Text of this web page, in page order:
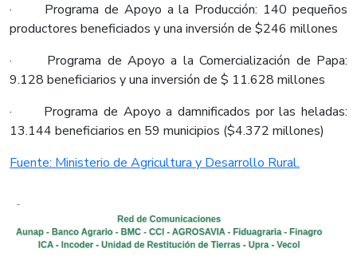
· Programa de Apoyo a la Producción: 140 pequeños
productores beneficiados y una inversión de $246 millones
· Programa de Apoyo a la Comercialización de Papa:
9.128 beneficiarios y una inversión de $ 11.628 millones
· Programa de Apoyo a damnificados por las heladas:
13.144 beneficiarios en 59 municipios ($4.372 millones)
Fuente: Ministerio de Agricultura y Desarrollo Rural.